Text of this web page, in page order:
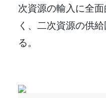
次資源の輸入に全
く、二次資源の供
る。